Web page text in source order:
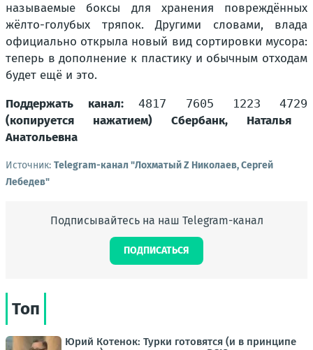
называемые боксы для хранения повреждённых
жёлто-голубых тряпок. Другими словами, влада
официально открыла новый вид сортировки мусора:
теперь в дополнение к пластику и обычным отходам
будет ещё и это.
Поддержать канал:4817 7605 1223 4729
(копируется нажатием) Сбербанк, Наталья
Анатольевна
Источник: Telegram-канал "Лохматый Z Николаев, Сергей
Лебедев"
Подписывайтесь на наш Telegram-канал
ПОДПИСАТЬСЯ
Топ
Юрий Котенок: Турки готовятся (и в принципе